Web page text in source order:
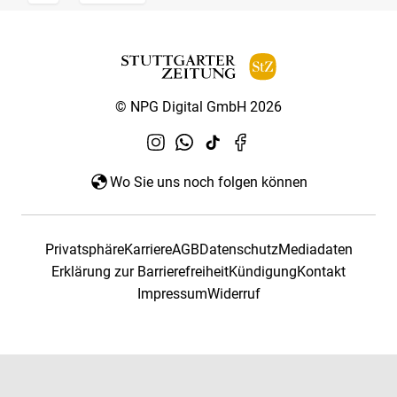
© NPG Digital GmbH 2026
Wo Sie uns noch folgen können
PrivatsphäreKarriereAGBDatenschutzMediadaten
Erklärung zur BarrierefreiheitKündigungKontakt
ImpressumWiderruf